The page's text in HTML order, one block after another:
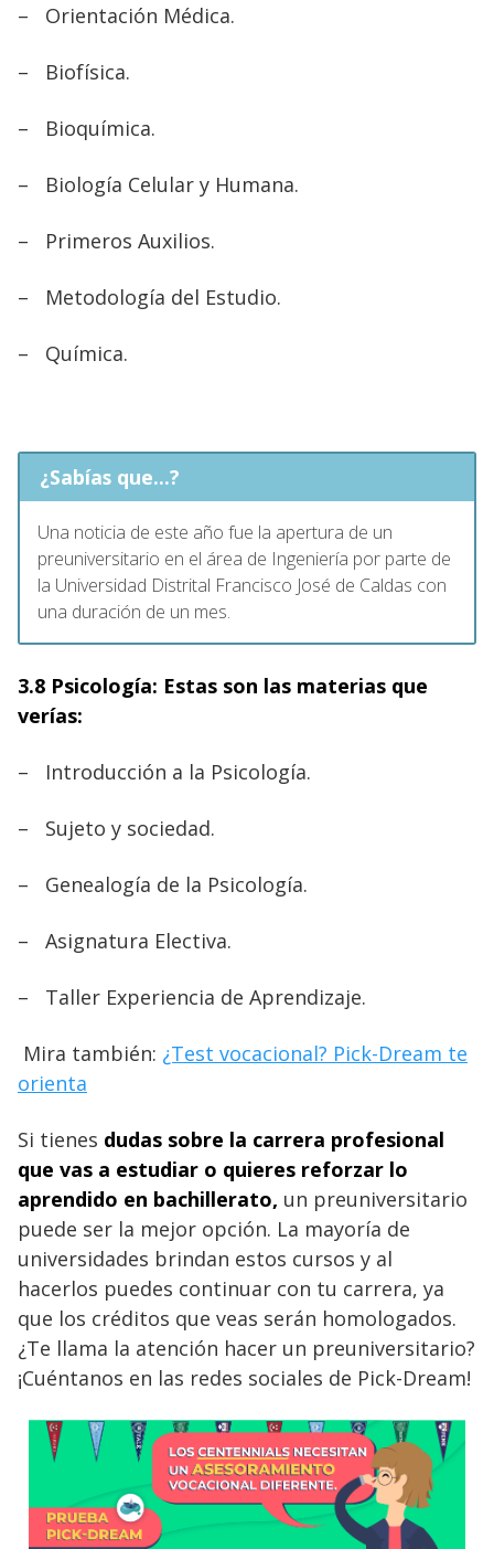
– Orientación Médica.
– Biofísica.
– Bioquímica.
– Biología Celular y Humana.
– Primeros Auxilios.
– Metodología del Estudio.
– Química.
¿Sabías que...?
Una noticia de este año fue la apertura de un
preuniversitario en el área de Ingeniería por parte de
la Universidad Distrital Francisco José de Caldas con
una duración de un mes.
3.8 Psicología: Estas son las materias que
verías:
– Introducción a la Psicología.
– Sujeto y sociedad.
– Genealogía de la Psicología.
– Asignatura Electiva.
– Taller Experiencia de Aprendizaje.
Mira también: ¿Test vocacional? Pick-Dream te
orienta
Si tienes dudas sobre la carrera profesional
que vas a estudiar o quieres reforzar lo
aprendido en bachillerato, un preuniversitario
puede ser la mejor opción. La mayoría de
universidades brindan estos cursos y al
hacerlos puedes continuar con tu carrera, ya
que los créditos que veas serán homologados.
¿Te llama la atención hacer un preuniversitario?
¡Cuéntanos en las redes sociales de Pick-Dream!